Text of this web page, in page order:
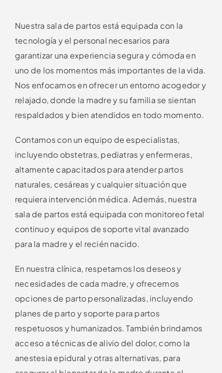
Nuestra sala de partos está equipada con la
tecnología y el personal necesarios para
garantizar una experiencia segura y cómoda en
uno de los momentos más importantes de la vida.
Nos enfocamos en ofrecer un entorno acogedor y
relajado, donde la madre y su familia se sientan
respaldados y bien atendidos en todo momento.
Contamos con un equipo de especialistas,
incluyendo obstetras, pediatras y enfermeras,
altamente capacitados para atender partos
naturales, cesáreas y cualquier situación que
requiera intervención médica. Además, nuestra
sala de partos está equipada con monitoreo fetal
continuo y equipos de soporte vital avanzado
para la madre y el recién nacido.
En nuestra clínica, respetamos los deseos y
necesidades de cada madre, y ofrecemos
opciones de parto personalizadas, incluyendo
planes de parto y soporte para partos
respetuosos y humanizados. También brindamos
acceso a técnicas de alivio del dolor, como la
anestesia epidural y otras alternativas, para